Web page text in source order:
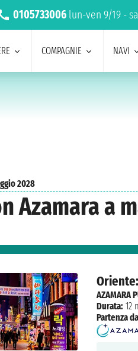
0105733006 lun-ven 9/19 -
COMPAGNIE NAVI
2028
Azamara a
AZAMARA
Durata: 12
Partenza